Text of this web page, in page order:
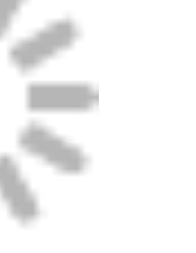
à bout
de tuyau
des joints